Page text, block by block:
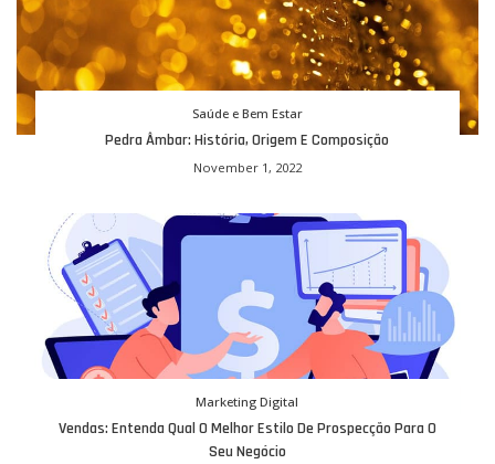
Saúde e Bem Estar
Pedra Âmbar: História, Origem E Composição
November 1, 2022
Marketing Digital
Vendas: Entenda Qual O Melhor Estilo De Prospecção Para O
Seu Negócio